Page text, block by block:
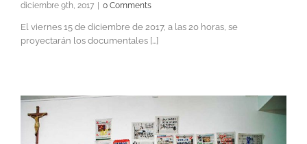
diciembre 9th, 2017 0 Comments
El viernes 15 de diciembre de 2017, a las 20 horas, se
proyectarán los documentales [...]